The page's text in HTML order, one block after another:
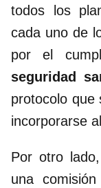
todos los
cada uno de
por el
seguridad
protocolo que
incorporarse al
Por otro
una